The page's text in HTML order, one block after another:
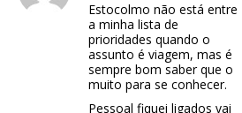
Estocolmo não está entre
a minha lista de
prioridades quando o
assunto é viagem, mas é
sempre bom saber que o
muito para se conhecer.
Pessoal fiquei ligados vai